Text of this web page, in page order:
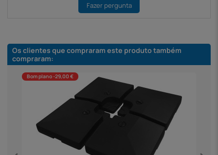
Fazer pergunta
Os clientes que compraram este produto também
compraram:
Bom plano -29,00 €